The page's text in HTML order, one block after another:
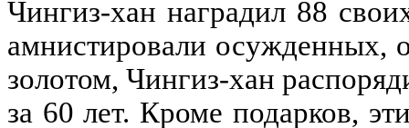
Чингиз-хан наградил 88
амнистировали осужденных,
золотом, Чингиз-хан
за 60 лет. Кроме подарков,